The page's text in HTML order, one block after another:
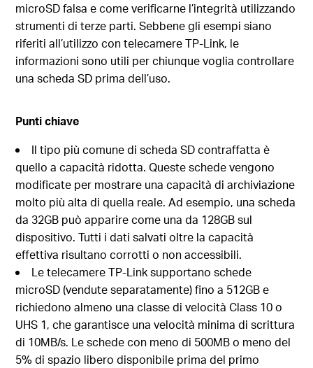
microSD falsa e come verificarne l’integrità utilizzando
strumenti di terze parti. Sebbene gli esempi siano
riferiti all’utilizzo con telecamere TP-Link, le
informazioni sono utili per chiunque voglia controllare
una scheda SD prima dell’uso.
Punti chiave
Il tipo più comune di scheda SD contraffatta è
quello a capacità ridotta. Queste schede vengono
modificate per mostrare una capacità di archiviazione
molto più alta di quella reale. Ad esempio, una scheda
da 32GB può apparire come una da 128GB sul
dispositivo. Tutti i dati salvati oltre la capacità
effettiva risultano corrotti o non accessibili.
Le telecamere TP-Link supportano schede
microSD (vendute separatamente) fino a 512GB e
richiedono almeno una classe di velocità Class 10 o
UHS 1, che garantisce una velocità minima di scrittura
di 10MB/s. Le schede con meno di 500MB o meno del
5% di spazio libero disponibile prima del primo